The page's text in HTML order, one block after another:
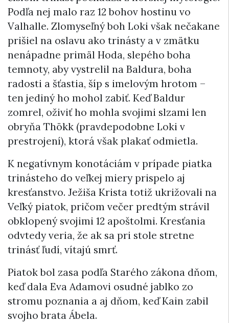
Podľa nej malo raz 12 bohov hostinu vo
Valhalle. Zlomyseľný boh Loki však nečakane
prišiel na oslavu ako trinásty a v zmätku
nenápadne primäl Hoda, slepého boha
temnoty, aby vystrelil na Baldura, boha
radosti a šťastia, šíp s imelovým hrotom –
ten jediný ho mohol zabiť. Keď Baldur
zomrel, oživiť ho mohla svojimi slzami len
obryňa Thökk (pravdepodobne Loki v
prestrojení), ktorá však plakať odmietla.
K negatívnym konotáciám v prípade piatka
trinásteho do veľkej miery prispelo aj
kresťanstvo. Ježiša Krista totiž ukrižovali na
Veľký piatok, pričom večer predtým strávil
obklopený svojimi 12 apoštolmi. Kresťania
odvtedy veria, že ak sa pri stole stretne
trinásť ľudí, vítajú smrť.
Piatok bol zasa podľa Starého zákona dňom,
keď dala Eva Adamovi osudné jablko zo
stromu poznania a aj dňom, keď Kain zabil
svojho brata Ábela.